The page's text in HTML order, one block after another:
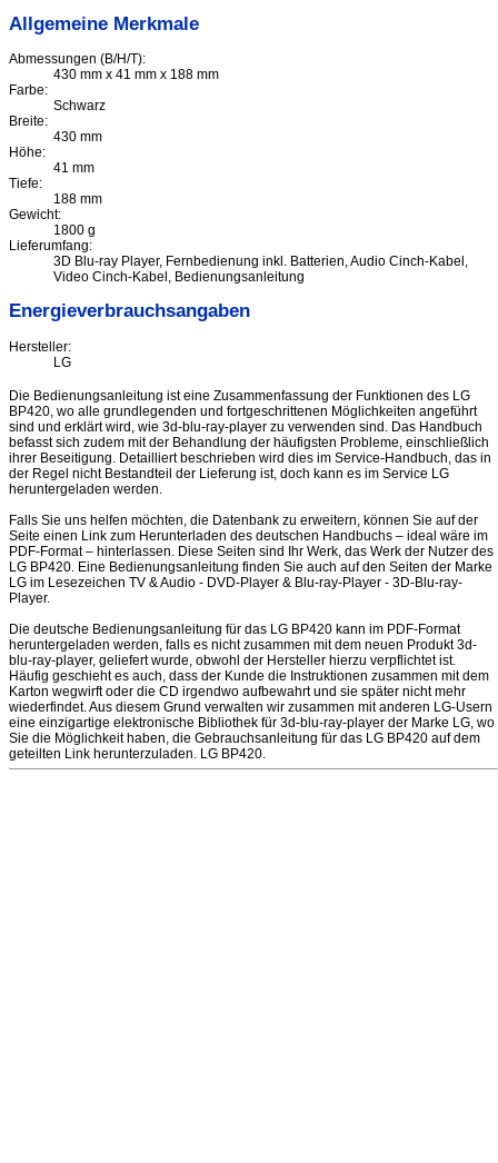
Allgemeine Merkmale
Abmessungen (B/H/T):
430 mm x 41 mm x 188 mm
Farbe:
Schwarz
Breite:
430 mm
Höhe:
41 mm
Tiefe:
188 mm
Gewicht:
1800 g
Lieferumfang:
3D Blu-ray Player, Fernbedienung inkl. Batterien, Audio Cinch-Kabel,
Video Cinch-Kabel, Bedienungsanleitung
Energieverbrauchsangaben
Hersteller:
LG
Die Bedienungsanleitung ist eine Zusammenfassung der Funktionen des LG
BP420, wo alle grundlegenden und fortgeschrittenen Möglichkeiten angeführt
sind und erklärt wird, wie 3d-blu-ray-player zu verwenden sind. Das Handbuch
befasst sich zudem mit der Behandlung der häufigsten Probleme, einschließlich
ihrer Beseitigung. Detailliert beschrieben wird dies im Service-Handbuch, das in
der Regel nicht Bestandteil der Lieferung ist, doch kann es im Service LG
heruntergeladen werden.
Falls Sie uns helfen möchten, die Datenbank zu erweitern, können Sie auf der
Seite einen Link zum Herunterladen des deutschen Handbuchs – ideal wäre im
PDF-Format – hinterlassen. Diese Seiten sind Ihr Werk, das Werk der Nutzer des
LG BP420. Eine Bedienungsanleitung finden Sie auch auf den Seiten der Marke
LG im Lesezeichen TV & Audio - DVD-Player & Blu-ray-Player - 3D-Blu-ray-
Player.
Die deutsche Bedienungsanleitung für das LG BP420 kann im PDF-Format
heruntergeladen werden, falls es nicht zusammen mit dem neuen Produkt 3d-
blu-ray-player, geliefert wurde, obwohl der Hersteller hierzu verpflichtet ist.
Häufig geschieht es auch, dass der Kunde die Instruktionen zusammen mit dem
Karton wegwirft oder die CD irgendwo aufbewahrt und sie später nicht mehr
wiederfindet. Aus diesem Grund verwalten wir zusammen mit anderen LG-Usern
eine einzigartige elektronische Bibliothek für 3d-blu-ray-player der Marke LG, wo
Sie die Möglichkeit haben, die Gebrauchsanleitung für das LG BP420 auf dem
geteilten Link herunterzuladen. LG BP420.